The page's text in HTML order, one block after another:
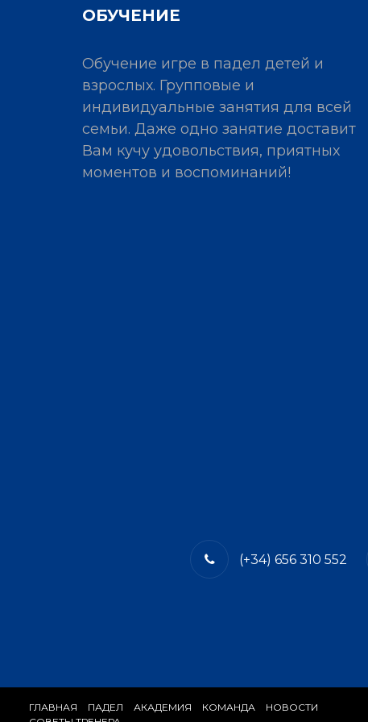
ОБУЧЕНИЕ
Обучение игре в падел детей и
взрослых. Групповые и
индивидуальные занятия для всей
семьи. Даже одно занятие доставит
Вам кучу удовольствия, приятных
моментов и воспоминаний!
(+34) 656 310 552
ГЛАВНАЯ ​ПАДЕЛ АКАДЕМИЯ КОМАНДА
​НОВОСТИ